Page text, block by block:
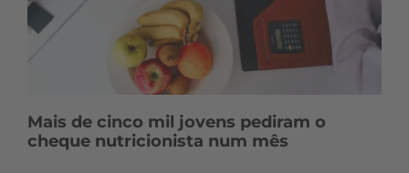
Mais de cinco mil jovens pediram o
cheque nutricionista num mês